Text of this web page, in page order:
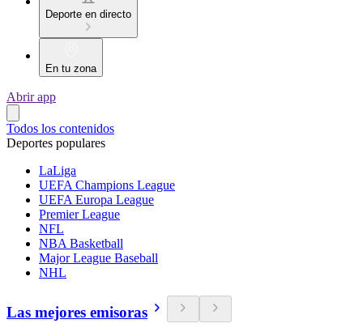
Deporte en directo
En tu zona
Abrir app
Todos los contenidos
Deportes populares
LaLiga
UEFA Champions League
UEFA Europa League
Premier League
NFL
NBA Basketball
Major League Baseball
NHL
Las mejores emisoras